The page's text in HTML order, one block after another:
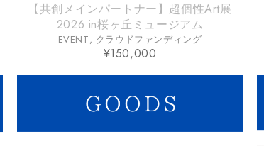
【共創メインパートナー】超個性Art展
2026 in桜ヶ丘ミュージアム
EVENT, クラウドファンディング
¥150,000